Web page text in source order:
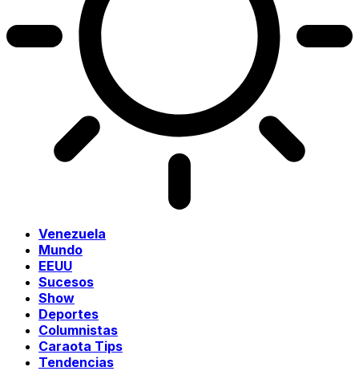
Venezuela
Mundo
EEUU
Sucesos
Show
Deportes
Columnistas
Caraota Tips
Tendencias